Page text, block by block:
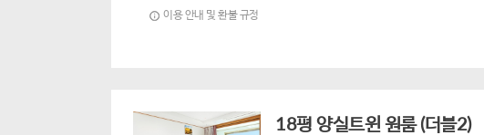
이용 안내 및 환불 규정
18평 양실트윈 원룸 (더블2)